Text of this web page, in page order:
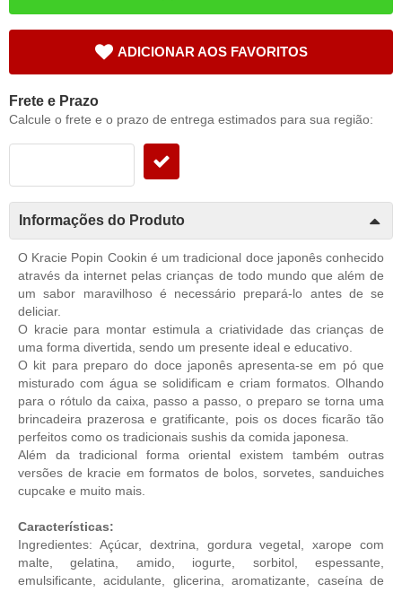
ADICIONAR AOS FAVORITOS
Frete e Prazo
Calcule o frete e o prazo de entrega estimados para sua região:
Informações do Produto
O Kracie Popin Cookin é um tradicional doce japonês conhecido
através da internet pelas crianças de todo mundo que além de
um sabor maravilhoso é necessário prepará-lo antes de se
deliciar.
O kracie para montar estimula a criatividade das crianças de
uma forma divertida, sendo um presente ideal e educativo.
O kit para preparo do doce japonês apresenta-se em pó que
misturado com água se solidificam e criam formatos. Olhando
para o rótulo da caixa, passo a passo, o preparo se torna uma
brincadeira prazerosa e gratificante, pois os doces ficarão tão
perfeitos como os tradicionais sushis da comida japonesa.
Além da tradicional forma oriental existem também outras
versões de kracie em formatos de bolos, sorvetes, sanduiches
cupcake e muito mais.
Características:
Ingredientes: Açúcar, dextrina, gordura vegetal, xarope com
malte, gelatina, amido, iogurte, sorbitol, espessante,
emulsificante, acidulante, glicerina, aromatizante, caseína de